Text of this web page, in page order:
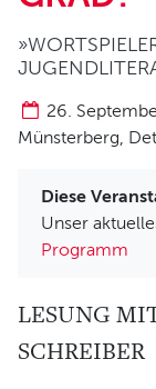
Junge Literatur
Weiterbildungen
Digitale Literatur
Über uns
Team und Kontakt
Verein und
Pool 1000
26.
Münsterberg,
Diese
Unser
Programm
LESUNG
SCHREIBER